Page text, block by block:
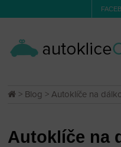
> Blog > Autoklíče na
Autoklíče na